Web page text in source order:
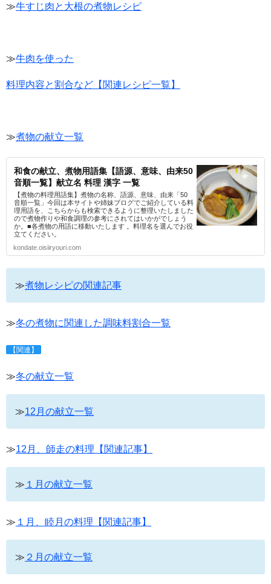
≫牛すじ肉と大根の煮物レシピ
≫牛肉を使った
料理内容と割合など【関連レシピ一覧】
≫煮物の献立一覧
和食の献立、煮物用語集【語源、意味、由来50
音順一覧】献立名 料理 漢字 一覧
【煮物の料理用語集】煮物の名称、語源、意味、由来「50
音順一覧」今回は本サイトや姉妹ブログでご紹介している料
理用語を、こちらからも検索できるように整理いたしました
ので煮物作りや和食調理の参考にされてはいかがでしょう
か。■各煮物の用語に移動いたします 。料理名を選んでお役
立てください。
kondate.oisiiryouri.com
≫煮物レシピの関連記事
≫冬の煮物に関連した調味料割合一覧
【関連】
≫冬の献立一覧
≫12月の献立一覧
≫12月、師走の料理【関連記事】
≫ １月の献立一覧
≫ １月、睦月の料理【関連記事】
≫ ２月の献立一覧